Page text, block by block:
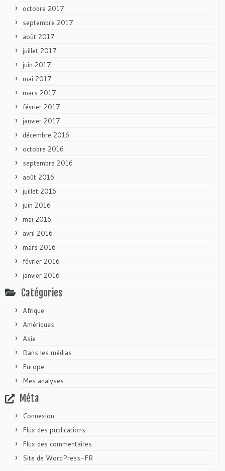
octobre 2017
septembre 2017
août 2017
juillet 2017
juin 2017
mai 2017
mars 2017
février 2017
janvier 2017
décembre 2016
octobre 2016
septembre 2016
août 2016
juillet 2016
juin 2016
mai 2016
avril 2016
mars 2016
février 2016
janvier 2016
Catégories
Afrique
Amériques
Asie
Dans les médias
Europe
Mes analyses
Méta
Connexion
Flux des publications
Flux des commentaires
Site de WordPress-FR